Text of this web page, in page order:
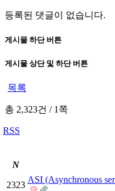
등록된 댓글이 없습니다.
게시물 하단 버튼
게시물 상단 및 하단 버튼
목록
총 2,323건 /1쪽
RSS
N
2323
ASI (Asynchronous